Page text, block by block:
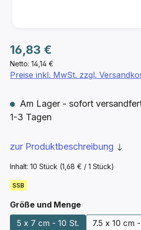
Netto: 14,14 €
Regulärer Preis:
16,83 €
Inhalt: 10 Stück (1,68 € / 1 Stück)
Preise inkl. MwSt. zzgl.
Am Lager - sofort
1-3 Tagen
SSB
zur Produktbeschreibung
Größe und Mengeauswählen
5 x 7 cm - 10 St.
7.5 x 10 cm